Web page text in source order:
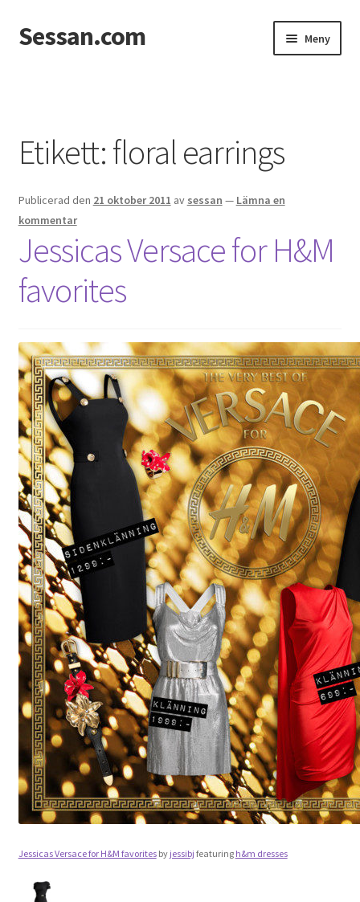
Hoppa
till
Hoppa
till
Sessan.com Meny
Integritetspolicy
Jessicas & Marcus bröllop
Ett helt fantastiskt bröllop!
Förlovning
Gästgalleri
Information
Klädkod: Mörk kostym
Vigseln: Maria Magdalena Kyrka
Festen: Villa Ludvigsberg
Toastmaster
Barn?
Önskelista
Önska musik
OSA
Kassa
Om
Etikett:floral earrings
Publicerad den 21 oktober 2011 av sessan — Lämna en
kommentar
Jessicas Versace for H&M
favorites
Jessicas Versace for H&M favoritesby jessibj featuring h&m dresses